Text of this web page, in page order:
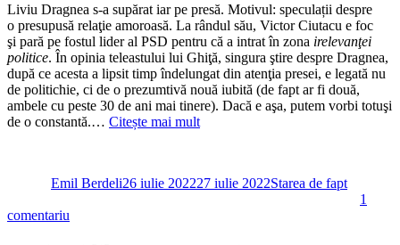
Liviu Dragnea s-a supărat iar pe presă. Motivul: speculații despre
o presupusă relaţie amoroasă. La rândul său, Victor Ciutacu e foc
şi pară pe fostul lider al PSD pentru că a intrat în zona irelevanţei
politice. În opinia teleastului lui Ghiţă, singura ştire despre Dragnea,
după ce acesta a lipsit timp îndelungat din atenţia presei, e legată nu
de politichie, ci de o prezumtivă nouă iubită (de fapt ar fi două,
ambele cu peste 30 de ani mai tinere). Dacă e aşa, putem vorbi totuşi
de o constantă.… Citește mai mult
Emil Berdeli26 iulie 202227 iulie 2022Starea de fapt
1
comentariu